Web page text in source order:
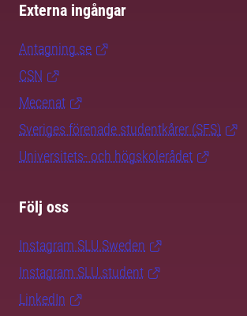
Externa ingångar
Antagning.se
CSN
Mecenat
Sveriges förenade studentkårer (SFS)
Universitets- och högskolerådet
Följ oss
Instagram SLU.Sweden
Instagram SLU.student
LinkedIn